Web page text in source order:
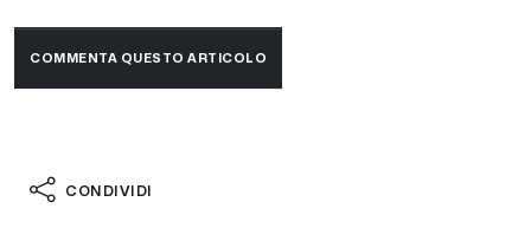
COMMENTA QUESTO ARTICOLO
CONDIVIDI